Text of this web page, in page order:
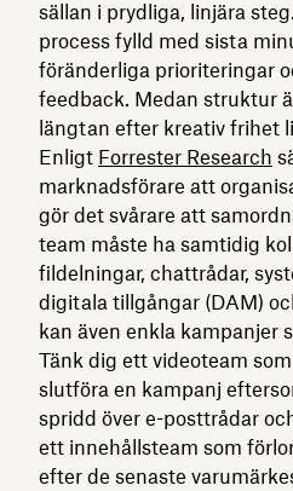
sällan i prydliga, linjära
process fylld med sista
föränderliga prioriteringar
feedback. Medan struktur
längtan efter kreativ frihet
Enligt Forrester Research
marknadsförare att
gör det svårare att
team måste ha samtidig
fildelningar, chattrådar,
digitala tillgångar (DAM)
kan även enkla kampanjer
Tänk dig ett videoteam
slutföra en kampanj
spridd över e-posttrådar
ett innehållsteam som
efter de senaste